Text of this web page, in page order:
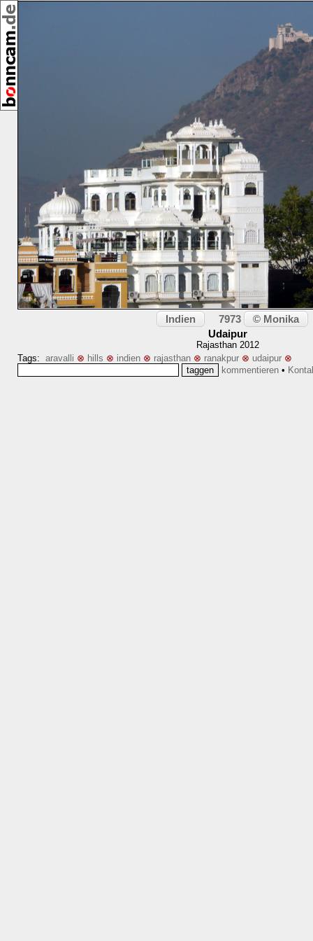
Indien 7973 © Monika
Udaipur
Rajasthan 2012
Tags: aravalli ⊗ hills ⊗ indien ⊗ rajasthan ⊗ ranakpur ⊗ udaipur ⊗
kommentieren •